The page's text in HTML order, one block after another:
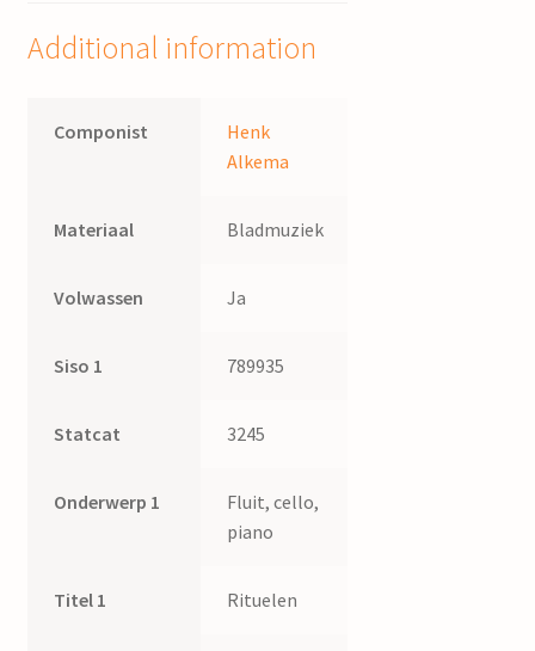
Additional information
Componist
Henk
Alkema
Materiaal Bladmuziek
Volwassen Ja
Siso 1 789935
Statcat 3245
Onderwerp 1
Fluit, cello,
piano
Titel 1 Rituelen